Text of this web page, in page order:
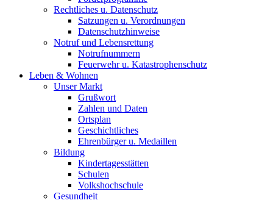
Rechtliches u. Datenschutz
Satzungen u. Verordnungen
Datenschutzhinweise
Notruf und Lebensrettung
Notrufnummern
Feuerwehr u. Katastrophenschutz
Leben & Wohnen
Unser Markt
Grußwort
Zahlen und Daten
Ortsplan
Geschichtliches
Ehrenbürger u. Medaillen
Bildung
Kindertagesstätten
Schulen
Volkshochschule
Gesundheit